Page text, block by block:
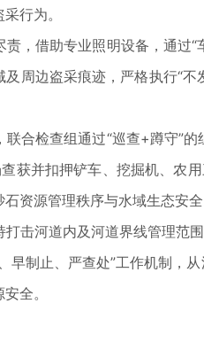
行为。
借助专业照明设备，通过“
周边盗采痕迹，严格执行“
检查组通过“巡查+蹲守”的
获并扣押铲车、挖掘机、农
资源管理秩序与水域生态安全
河道内及河道界线管理范围
早制止、严查处”工作机制，
全。